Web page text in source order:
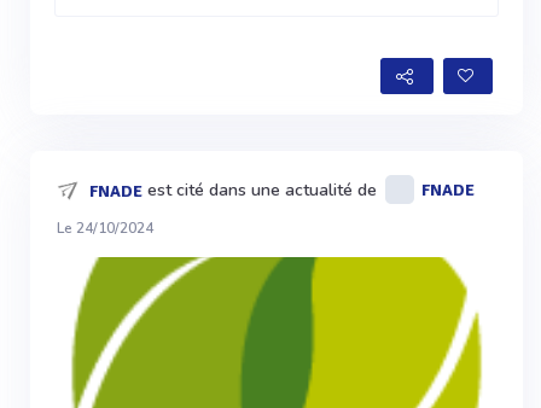
FNADE est cité dans une actualité de FNADE
Le 24/10/2024